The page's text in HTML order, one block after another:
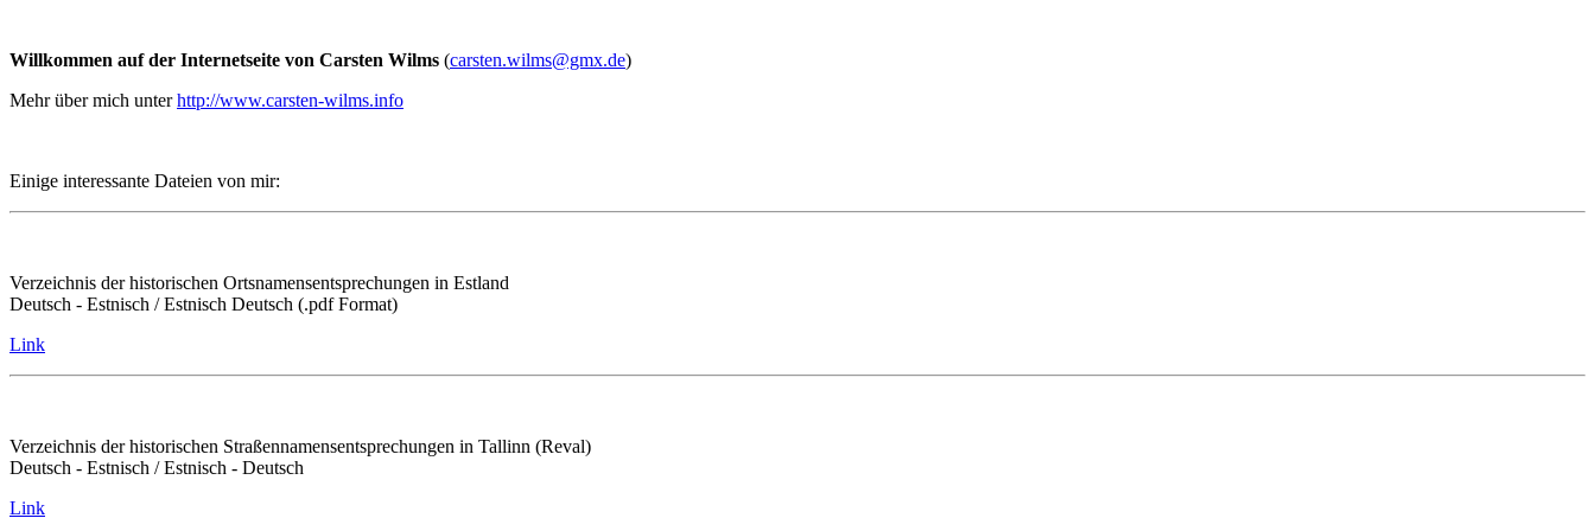
Willkommen auf der Internetseite von Carsten Wilms (carsten.wilms@gmx.de)
Mehr über mich unterhttp://www.carsten-wilms.info
Einige interessante Dateien von mir:
Verzeichnis der historischen Ortsnamensentsprechungen in Estland
Deutsch - Estnisch / Estnisch Deutsch (.pdf Format)
Link
Verzeichnis der historischen Straßennamensentsprechungen in Tallinn (Reval)
Deutsch - Estnisch / Estnisch - Deutsch
Link